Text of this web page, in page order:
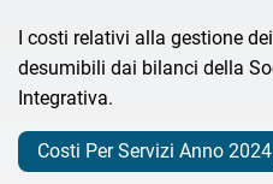
I costi relativi alla gestione
desumibili dai bilanci della
Integrativa.
Costi Per Servizi Anno